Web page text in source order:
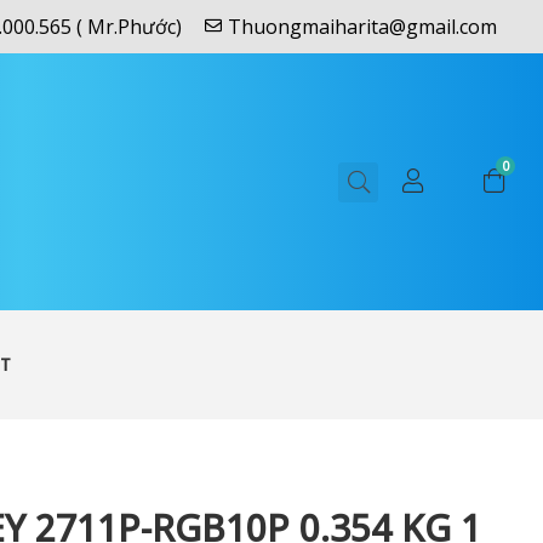
( Mr.Phước) Thuongmaiharita@gmail.com
0
2711P-RGB10P 0.354 KG 1